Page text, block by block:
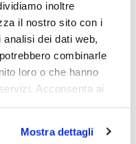
inoltre
il nostro sito con i
dei dati web,
combinarle
loro o che hanno
Acconsenta ai
Mostra dettagli
luminosa
integrato
Potenza e attacco
Incluso
Classe energetica